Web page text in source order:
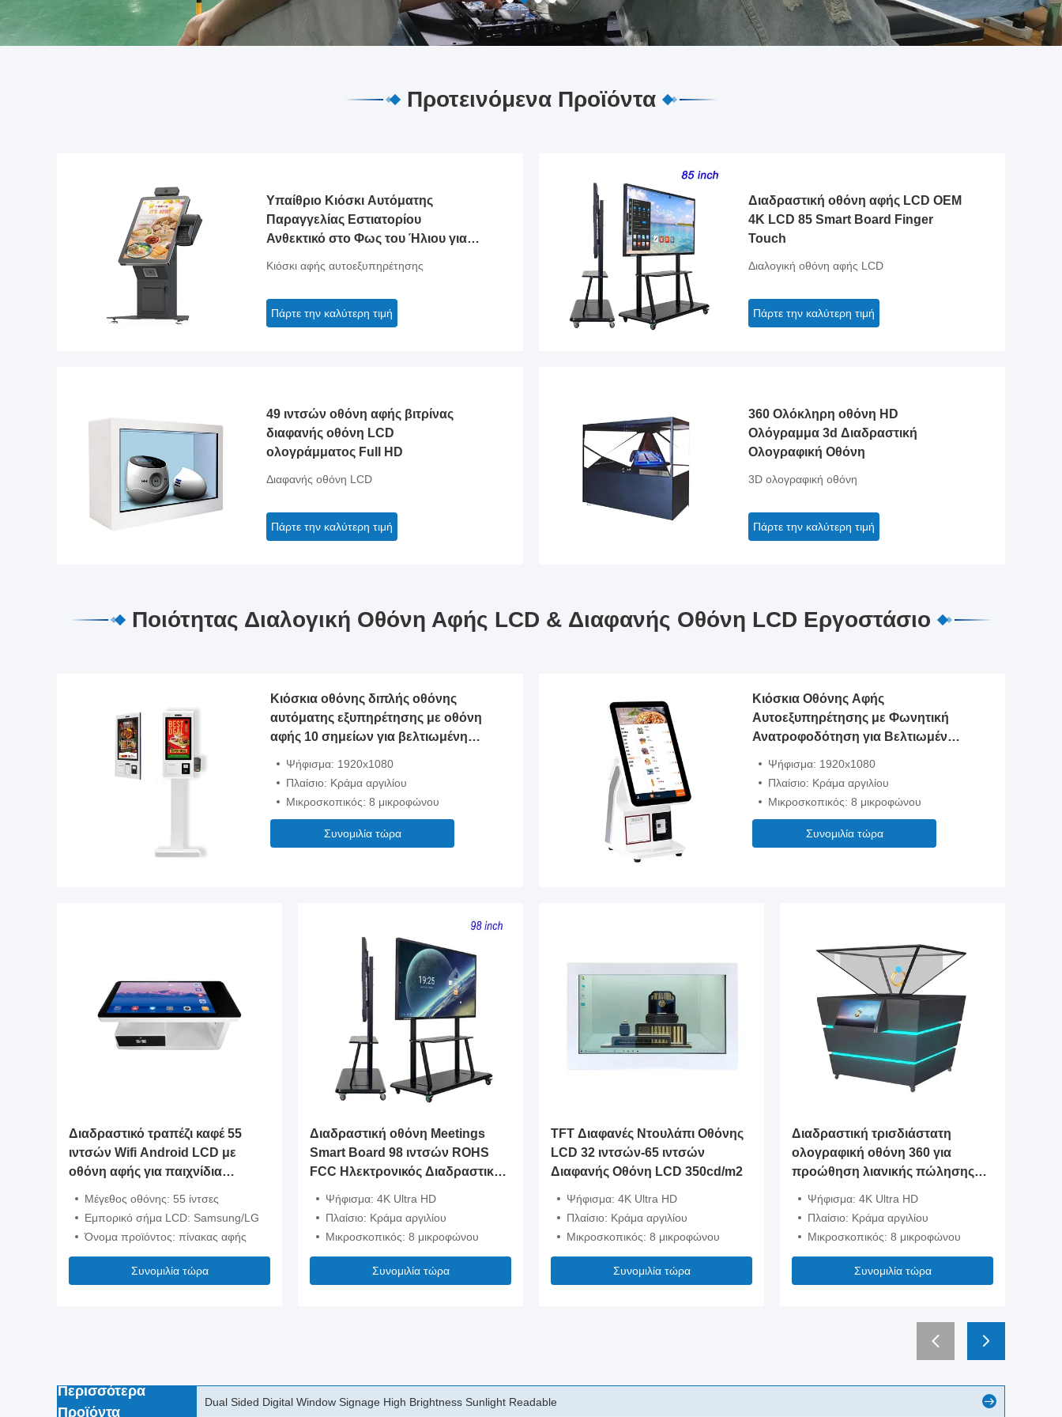
Προτεινόμενα Προϊόντα
Υπαίθριο Κιόσκι Αυτόματης
Παραγγελίας Εστιατορίου
Ανθεκτικό στο Φως του Ήλιου για
Κιόσκι αφής αυτοεξυπηρέτησης
Πάρτε την καλύτερη τιμή
Διαδραστική οθόνη αφής LCD OEM
4K LCD 85 Smart Board Finger
Touch
Διαλογική οθόνη αφής LCD
Πάρτε την καλύτερη τιμή
49 ιντσών οθόνη αφής βιτρίνας
διαφανής οθόνη LCD
ολογράμματος Full HD
Διαφανής οθόνη LCD
Πάρτε την καλύτερη τιμή
360 Ολόκληρη οθόνη HD
Ολόγραμμα 3d Διαδραστική
Ολογραφική Οθόνη
3D ολογραφική οθόνη
Πάρτε την καλύτερη τιμή
Ποιότητας Διαλογική Οθόνη Αφής LCD & Διαφανής Οθόνη LCD Εργοστάσιο
Κιόσκια οθόνης διπλής οθόνης
αυτόματης εξυπηρέτησης με οθόνη
αφής 10 σημείων για βελτιωμένη
Ψήφισμα: 1920x1080
Πλαίσιο: Κράμα αργιλίου
Μικροσκοπικός: 8 μικροφώνου
Συνομιλία τώρα
Κιόσκια Οθόνης Αφής
Αυτοεξυπηρέτησης με Φωνητική
Ανατροφοδότηση για Βελτιωμένη
Ψήφισμα: 1920x1080
Πλαίσιο: Κράμα αργιλίου
Μικροσκοπικός: 8 μικροφώνου
Συνομιλία τώρα
Διαδραστικό τραπέζι καφέ 55
ιντσών Wifi Android LCD με
οθόνη αφής για παιχνίδια
Μέγεθος οθόνης: 55 ίντσες
Εμπορικό σήμα LCD: Samsung/LG
Όνομα προϊόντος: πίνακας αφής
Συνομιλία τώρα
Διαδραστική οθόνη Meetings
Smart Board 98 ιντσών ROHS
FCC Ηλεκτρονικός Διαδραστικός
Ψήφισμα: 4K Ultra HD
Πλαίσιο: Κράμα αργιλίου
Μικροσκοπικός: 8 μικροφώνου
Συνομιλία τώρα
TFT Διαφανές Ντουλάπι Οθόνης
LCD 32 ιντσών-65 ιντσών
Διαφανής Οθόνη LCD 350cd/m2
Ψήφισμα: 4K Ultra HD
Πλαίσιο: Κράμα αργιλίου
Μικροσκοπικός: 8 μικροφώνου
Συνομιλία τώρα
Διαδραστική τρισδιάστατη
ολογραφική οθόνη 360 για
προώθηση λιανικής πώλησης
Ψήφισμα: 4K Ultra HD
Πλαίσιο: Κράμα αργιλίου
Μικροσκοπικός: 8 μικροφώνου
Συνομιλία τώρα
Περισσότερα
Προϊόντα
Ultra Thin LED Window Display Indoor Screen Transparent Hanging Double Sided